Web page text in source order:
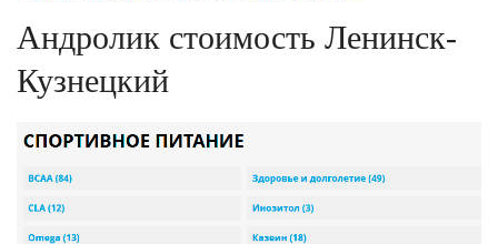
Андролик стоимость Ленинск-
Кузнецкий